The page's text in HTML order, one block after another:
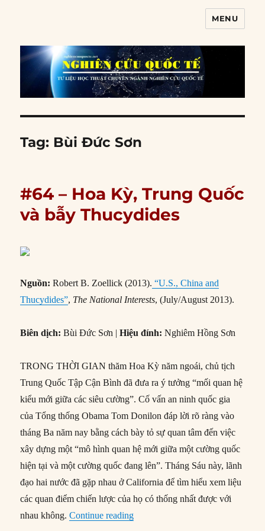
MENU
Tag: Bùi Đức Sơn
#64 – Hoa Kỳ, Trung Quốc
và bẫy Thucydides
Nguồn: Robert B. Zoellick (2013). “U.S., China and
Thucydides”, The National Interests, (July/August 2013).
Biên dịch: Bùi Đức Sơn |Hiệu đính: Nghiêm Hồng Sơn
TRONG THỜI GIAN thăm Hoa Kỳ năm ngoái, chủ tịch
Trung Quốc Tập Cận Bình đã đưa ra ý tưởng “mối quan hệ
kiểu mới giữa các siêu cường”. Cố vấn an ninh quốc gia
của Tổng thống Obama Tom Donilon đáp lời rõ ràng vào
tháng Ba năm nay bằng cách bày tỏ sự quan tâm đến việc
xây dựng một “mô hình quan hệ mới giữa một cường quốc
hiện tại và một cường quốc đang lên”. Tháng Sáu này, lãnh
đạo hai nước đã gặp nhau ở California để tìm hiểu xem liệu
các quan điểm chiến lược của họ có thống nhất được với
nhau không.Continue reading“#64 – Hoa Kỳ, Trung Quốc và